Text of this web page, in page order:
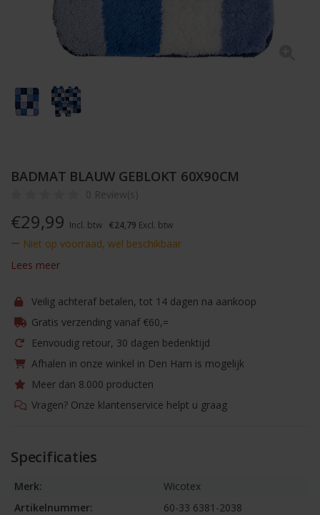
BADMAT BLAUW GEBLOKT 60X90CM
0 Review(s)
€29,99 Incl. btw €24,79 Excl. btw
Niet op voorraad, wel beschikbaar
Lees meer
Veilig achteraf betalen, tot 14 dagen na aankoop
Gratis verzending vanaf €60,=
Eenvoudig retour, 30 dagen bedenktijd
Afhalen in onze winkel in Den Ham is mogelijk
Meer dan 8.000 producten
Vragen? Onze klantenservice helpt u graag
Specificaties
Merk:
Wicotex
Artikelnummer:
60-33 6381-2038